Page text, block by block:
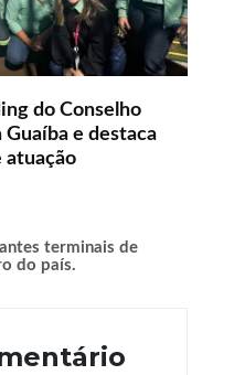
do Conselho
Guaíba e destaca
atuação
terminais de
do país.